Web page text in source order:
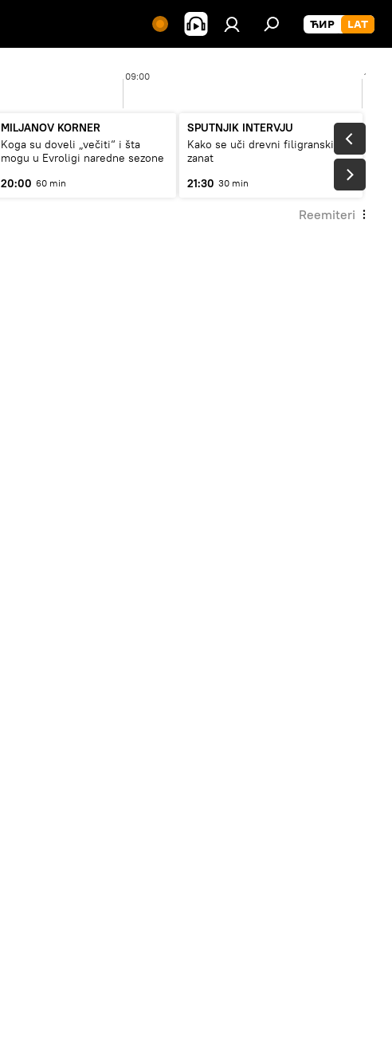
09:00 10:00
MILJANOV KORNER
Koga su doveli „večiti“ i šta
mogu u Evroligi naredne sezone
20:00 60 min
SPUTNJIK INTERVJU
Kako se uči drevni filigranski
zanat
21:30 30 min
Reemiteri